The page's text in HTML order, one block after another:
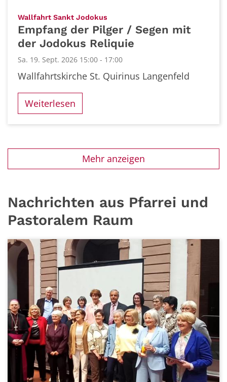
Wallfahrt Sankt Jodokus
Empfang der Pilger / Segen mit
der Jodokus Reliquie
Sa. 19. Sept. 2026 15:00 - 17:00
Wallfahrtskirche St. Quirinus Langenfeld
Weiterlesen
Mehr anzeigen
Nachrichten aus Pfarrei und
Pastoralem Raum